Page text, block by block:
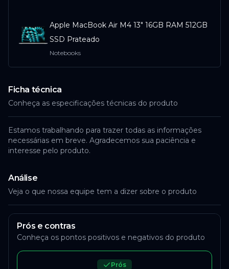
Apple MacBook Air M4 13" 16GB RAM 512GB
SSD Prateado
Notebooks
Ficha técnica
Conheça as especificações técnicas do produto
Estamos trabalhando para trazer todas as informações
necessárias em breve. Agradecemos sua paciência e
interesse pelo produto.
Análise
Veja o que nossa equipe tem a dizer sobre o produto
Prós e contras
Conheça os pontos positivos e negativos do produto
Prós